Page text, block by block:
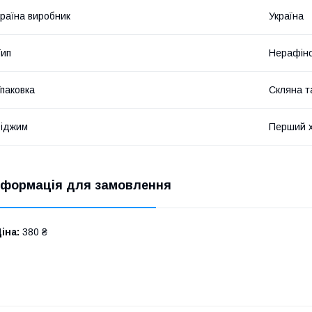
виробник Україна
Скляна
Перший
для замовлення
380 ₴